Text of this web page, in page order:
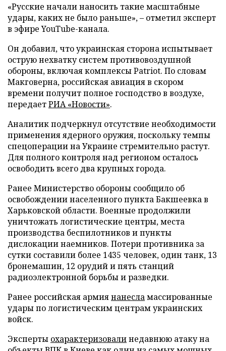
«Русские начали наносить такие масштабные
удары, каких не было раньше», – отметил эксперт
в эфире YouTube-канала.
Он добавил, что украинская сторона испытывает
острую нехватку систем противовоздушной
обороны, включая комплексы Patriot. По словам
Макговерна, российская авиация в скором
времени получит полное господство в воздухе,
передаетРИА «Новости».
Аналитик подчеркнул отсутствие необходимости
применения ядерного оружия, поскольку темпы
спецоперации на Украине стремительно растут.
Для полного контроля над регионом осталось
освободить всего два крупных города.
Ранее Министерство обороны сообщило об
освобождении населенного пункта Бакшеевка в
Харьковской области. Военные продолжили
уничтожать логистические центры, места
производства беспилотников и пункты
дислокации наемников. Потери противника за
сутки составили более 1435 человек, один танк, 13
бронемашин, 12 орудий и пять станций
радиоэлектронной борьбы и разведки.
Ранее российская армиянанесламассированные
удары по логистическим центрам украинских
войск.
Эксперты охарактеризовалинедавнюю атаку на